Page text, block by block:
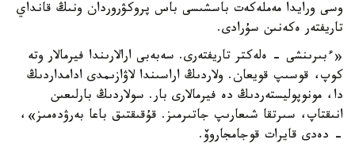
وسى ورايدا مەملەكەت باسشىسى باس پروكۋروردان ونىڭ قانداي
تاريفتەر ەكەنىن سۇرادى.
«ءبىرىنشى - ەلەكتر تاريفتەرى. سەبەبى ارالارىندا فيرمالار وتە
كوپ، قوسىپ قويعان. ولاردىڭ اراسىندا لاۋازىمدى ادامداردىڭ
دا، مونوپوليستەردىڭ دە فيرمالارى بار. سولاردىڭ بارلىعىن
انىقتاپ، سىرتقا شىعارىپ جاتىرمىز. قۇقىقتىق باعا بەرۋدەمىز»،
- دەدى قايرات قوجامجاروۆ.